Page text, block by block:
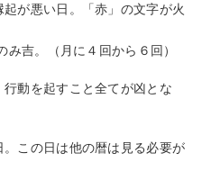
が悪い日。「赤」の文字が火
。（月に４回から６回）
動を起すこと全てが凶とな
この日は他の暦は見る必要が